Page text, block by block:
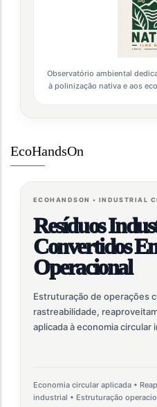
Observatório ambiental
à polinização nativa e aos
EcoHandsOn
ECOHANDSON • INDUSTRIAL
Resíduos
Convertidos
Operacional
Estruturação de operações
rastreabilidade,
aplicada à economia circular
Economia circular aplicada •
industrial • Estruturação